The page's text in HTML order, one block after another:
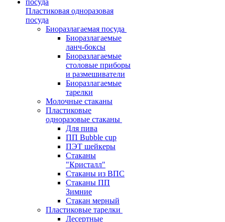
Пластиковая одноразовая
посуда
Биоразлагаемая посуда
Биоразлагаемые
ланч-боксы
Биоразлагаемые
столовые приборы
и размешиватели
Биоразлагаемые
тарелки
Молочные стаканы
Пластиковые
одноразовые стаканы
Для пива
ПП Bubble cup
ПЭТ шейкеры
Стаканы
"Кристалл"
Стаканы из ВПС
Стаканы ПП
Зимние
Стакан мерный
Пластиковые тарелки
Десертные